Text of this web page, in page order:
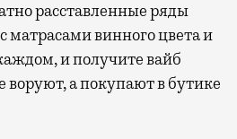
расставленные ряды
матрасами винного цвета и
и получите вайб
воруют, а покупают в бутике